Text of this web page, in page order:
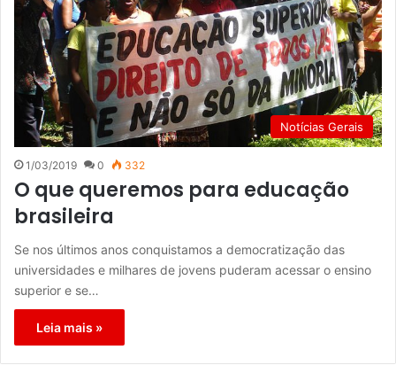
Notícias Gerais
1/03/2019 0 332
O que queremos para educação
brasileira
Se nos últimos anos conquistamos a democratização das
universidades e milhares de jovens puderam acessar o ensino
superior e se…
Leia mais »